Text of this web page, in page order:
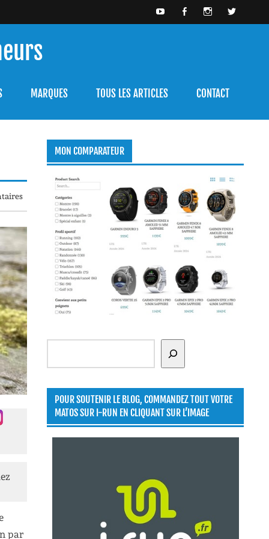
MARQUES TOUS LES ARTICLES CONTACT
par
MON COMPARATEUR
Rechercher
POUR SOUTENIR LE BLOG, COMMANDEZ TOUT VOTRE
MATOS SUR I-RUN EN CLIQUANT SUR L’IMAGE